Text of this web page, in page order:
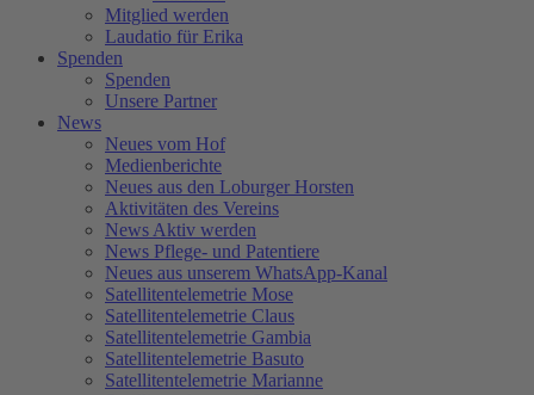
Mitglied werden
Laudatio für Erika
Spenden
Spenden
Unsere Partner
News
Neues vom Hof
Medienberichte
Neues aus den Loburger Horsten
Aktivitäten des Vereins
News Aktiv werden
News Pflege- und Patentiere
Neues aus unserem WhatsApp-Kanal
Satellitentelemetrie Mose
Satellitentelemetrie Claus
Satellitentelemetrie Gambia
Satellitentelemetrie Basuto
Satellitentelemetrie Marianne